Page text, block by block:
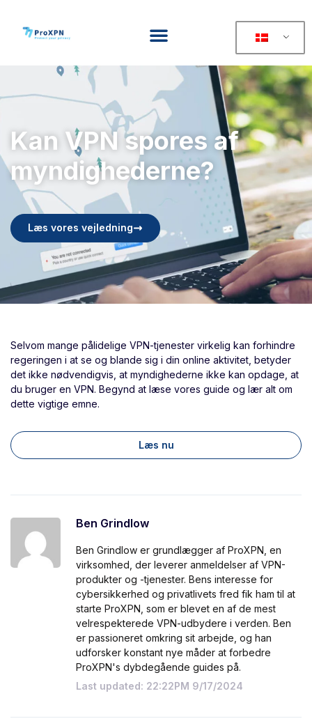
Kan VPN spores af
myndighederne?
Læs vores vejledning
Selvom mange pålidelige VPN-tjenester virkelig kan forhindre
regeringen i at se og blande sig i din online aktivitet, betyder
det ikke nødvendigvis, at myndighederne ikke kan opdage, at
du bruger en VPN. Begynd at læse vores guide og lær alt om
dette vigtige emne.
Læs nu
Ben Grindlow
Ben Grindlow er grundlægger af ProXPN, en
virksomhed, der leverer anmeldelser af VPN-
produkter og -tjenester. Bens interesse for
cybersikkerhed og privatlivets fred fik ham til at
starte ProXPN, som er blevet en af de mest
velrespekterede VPN-udbydere i verden. Ben
er passioneret omkring sit arbejde, og han
udforsker konstant nye måder at forbedre
ProXPN's dybdegående guides på.
Last updated: 22:22PM 9/17/2024